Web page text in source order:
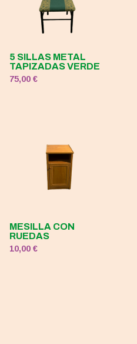
5 SILLAS METAL
TAPIZADAS VERDE
75,00€
MESILLA CON
RUEDAS
10,00€